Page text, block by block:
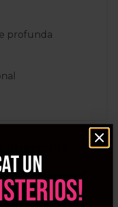
profunda
Pret special
un